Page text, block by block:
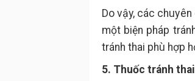
Do vậy, các
một biện pháp
tránh thai phù hợp
5. Thuốc tránh